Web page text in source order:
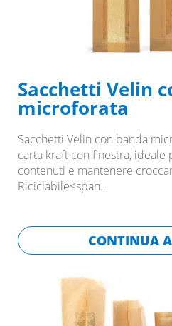
Sacchetti Velin
microforata
Sacchetti Velin con banda
carta kraft con finestra,
contenuti e mantenere
Riciclabile<span…
CONTINUA A